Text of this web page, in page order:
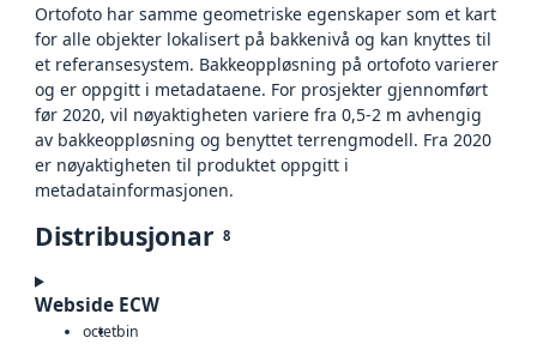
Ortofoto har samme geometriske egenskaper som et kart
for alle objekter lokalisert på bakkenivå og kan knyttes til
et referansesystem. Bakkeoppløsning på ortofoto varierer
og er oppgitt i metadataene. For prosjekter gjennomført
før 2020, vil nøyaktigheten variere fra 0,5-2 m avhengig
av bakkeoppløsning og benyttet terrengmodell. Fra 2020
er nøyaktigheten til produktet oppgitt i
metadatainformasjonen.
Distribusjonar 8
Webside ECW
octetbin